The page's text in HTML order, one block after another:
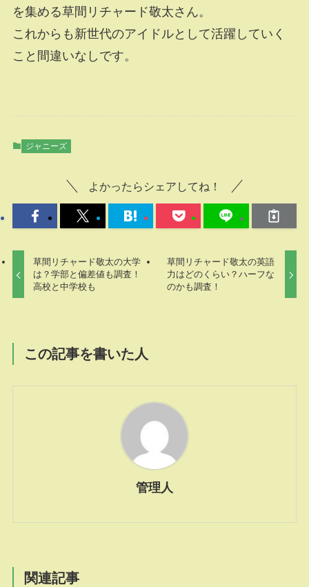
を集める草間リチャード敬太さん。
これからも新世代のアイドルとして活躍していく
こと間違いなしです。
ジャニーズ
よかったらシェアしてね！
草間リチャード敬太の大学
は？学部と偏差値も調査！
高校と中学校も
草間リチャード敬太の英語
力はどのくらい？ハーフな
のかも調査！
この記事を書いた人
管理人
関連記事